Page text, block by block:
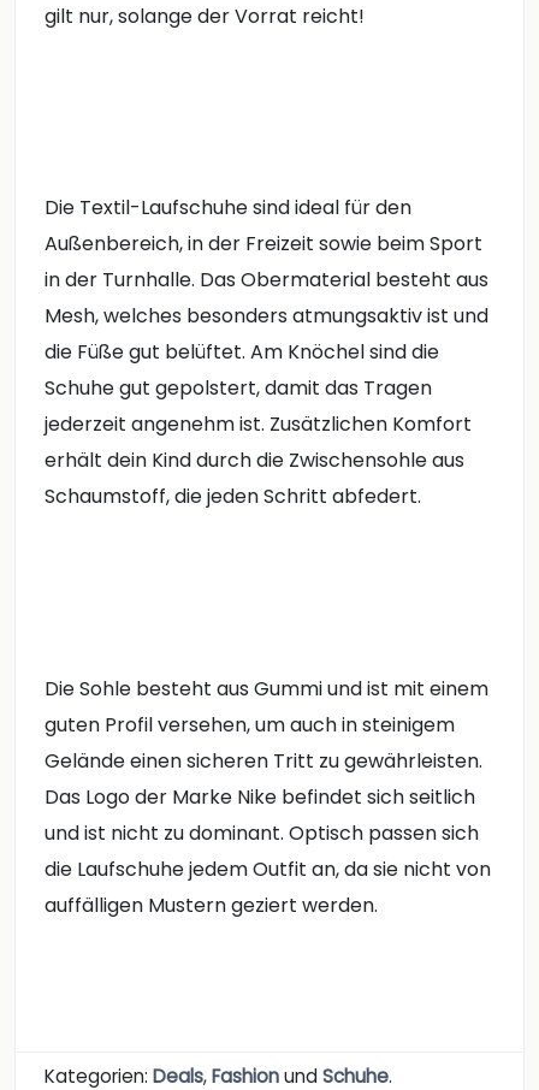
gilt nur, solange der Vorrat reicht!
Die Textil-Laufschuhe sind ideal für den
Außenbereich, in der Freizeit sowie beim Sport
in der Turnhalle. Das Obermaterial besteht aus
Mesh, welches besonders atmungsaktiv ist und
die Füße gut belüftet. Am Knöchel sind die
Schuhe gut gepolstert, damit das Tragen
jederzeit angenehm ist. Zusätzlichen Komfort
erhält dein Kind durch die Zwischensohle aus
Schaumstoff, die jeden Schritt abfedert.
Die Sohle besteht aus Gummi und ist mit einem
guten Profil versehen, um auch in steinigem
Gelände einen sicheren Tritt zu gewährleisten.
Das Logo der Marke Nike befindet sich seitlich
und ist nicht zu dominant. Optisch passen sich
die Laufschuhe jedem Outfit an, da sie nicht von
auffälligen Mustern geziert werden.
Kategorien: Deals,FashionundSchuhe.